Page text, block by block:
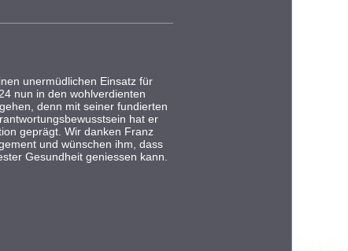
unermüdlichen Einsatz für
nun in den wohlverdienten
denn mit seiner fundierten
hat er
geprägt. Wir danken Franz
und wünschen ihm, dass
Gesundheit geniessen kann.